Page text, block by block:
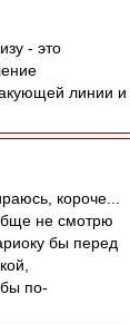
- это
линии и
короче...
не смотрю
бы перед
по-